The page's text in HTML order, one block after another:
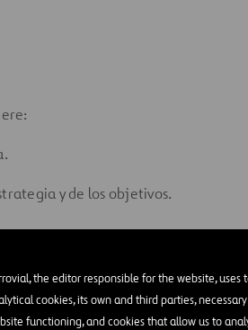
the editor responsible for the website, uses
cookies, its own and third parties,
functioning, and cookies that allow us to
y de los objetivos.
y responsable.